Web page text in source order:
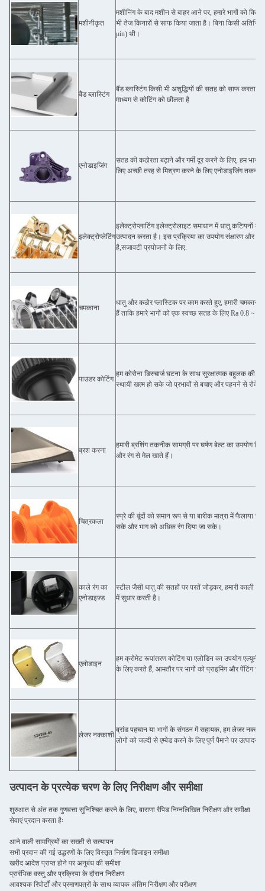
मशीनीकृत
मशीनिंग के बाद मशीन से बाहर आने पर, हमारे भागों को
भी तेज किनारों से साफ किया जाता है। बिना किसी
μin) थी।
बैंड ब्लास्टिंग
बैंड ब्लास्टिंग किसी भी अशुद्धियों की सतह को साफ करता है
माध्यम से कोटिंग को छीलता है
एनोडाइजिंग
सतह की कठोरता बढ़ाने और गर्मी दूर करने के लिए, हम
लिए अच्छी तरह से मिश्रण करने के लिए एनोडाइजिंग
इलेक्ट्रोप्लेटिंग
इलेक्ट्रोप्लाटिंग इलेक्ट्रोलाइट समाधान में धातु कटियनों
उत्पादन करता है। इस प्रक्रिया का उपयोग संक्षारण और
है,सजावटी प्रयोजनों के लिए.
चमकाना
धातु और कठोर प्लास्टिक पर काम करते हुए, हमारी चमकाने
हैं ताकि हमारे भागों को एक स्वच्छ सतह के लिए Ra 0.8 ~
पाउडर कोटिंग
हम कोरोना डिस्चार्ज घटना के साथ सुरक्षात्मक बहुलक की
स्थायी खत्म हो सके जो प्रभावों से बचाए और पहनने से रोके।
ब्रश करना
हमारी ब्रशिंग तकनीक सामग्री पर घर्षण बेल्ट का उपयोग
और रंग से मेल खाते हैं।
चित्रकला
स्प्रे की बूंदों को समान रूप से या बारीक मात्रा में फैलाया
सके और भाग को अधिक रंग दिया जा सके।
काले रंग का
एनोडाइज्ड
स्टील जैसी धातु की सतहों पर परतें जोड़कर, हमारी काली
में सुधार करती है।
एलोडाइन
हम क्रोमेट रूपांतरण कोटिंग या एलोडिन का उपयोग
के लिए करते हैं, आमतौर पर भागों को प्राइमिंग और पेंटिंग से
लेजर नक्काशी
ब्रांड पहचान या भागों के संगठन में सहायक, हम लेजर
लोगो को जल्दी से एम्बेड करने के लिए पूर्ण पैमाने पर उत्पादन के
उत्पादन के प्रत्येक चरण के लिए निरीक्षण और समीक्षा
शुरुआत से अंत तक गुणवत्ता सुनिश्चित करने के लिए, बाराणा रैपिड निम्नलिखित निरीक्षण और समीक्षा
सेवाएं प्रदान करता हैः
आने वाली सामग्रियों का सख्ती से सत्यापन
सभी प्रदान की गई उद्धरणों के लिए विस्तृत निर्माण डिजाइन समीक्षा
खरीद आदेश प्राप्त होने पर अनुबंध की समीक्षा
प्रारंभिक वस्तु और प्रक्रिया के दौरान निरीक्षण
आवश्यक रिपोर्टों और प्रमाणपत्रों के साथ व्यापक अंतिम निरीक्षण और परीक्षण